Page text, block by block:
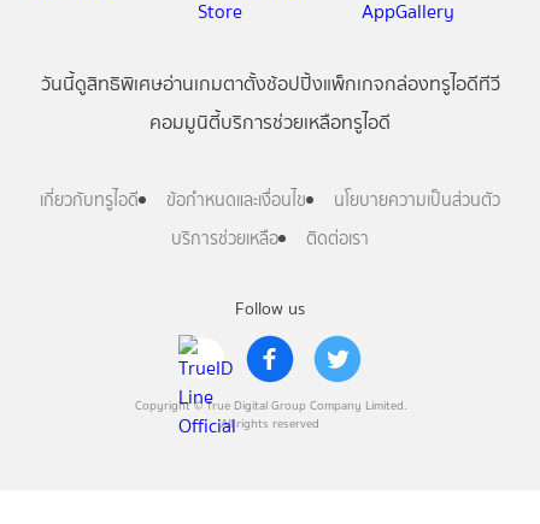
Follow us
Copyright © True Digital Group Company Limited.
All rights reserved
วันนี้ดูสิทธิพิเศษอ่านเกมตาตั้งช้อปปิ้งแพ็กเกจกล่องทรูไอดีทีวี
คอมมูนิตี้บริการช่วยเหลือทรูไอดี
เกี่ยวกับทรูไอดี ข้อกำหนดและเงื่อนไข
นโยบายความเป็นส่วนตัว
บริการช่วยเหลือ
ติดต่อเรา